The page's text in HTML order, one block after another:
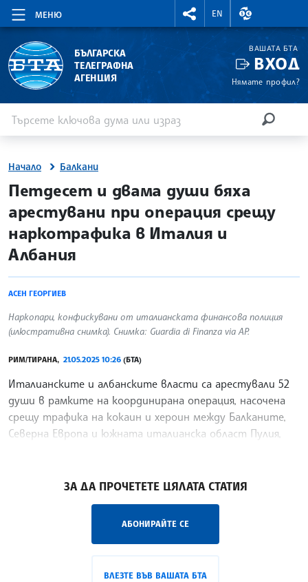
МЕНЮ
RIGHTMENU.SOCIAL
EN
ВАЛУТНИ
БЪЛГАРСКА
ТЕЛЕГРАФНА
АГЕНЦИЯ
ВАШАТА БТА
ВХОД
Нямате профил?
Начало Балкани
site.bta
Петдесет и двама души бяха
арестувани при операция срещу
наркотрафика в Италия и
Албания
АСЕН ГЕОРГИЕВ
Наркопари, конфискувани от италианската финансова полиция
(илюстративна снимка). Снимка: Guardia di Finanza via AP.
РИМ/ТИРАНА, 21.05.2025 10:26 (БТА)
Италианските и албанските власти са арестували 52
души в рамките на координирана операция, насочена
срещу трафика на кокаин и хероин между Балканите,
Северна Европа и южната италианска област Пулия,
ЗА ДА ПРОЧЕТЕТЕ ЦЯЛАТА СТАТИЯ
АБОНИРАЙТЕ СЕ
ВЛЕЗТЕ ВЪВ ВАШАТА БТА